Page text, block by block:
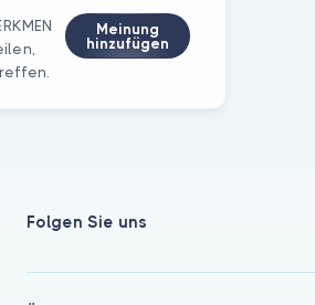
Meinung
hinzufügen
Folgen Sie uns